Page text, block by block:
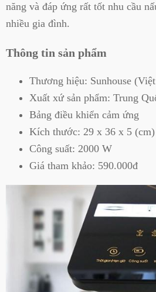
năng và đáp ứng rất tốt nhu cầu
nhiều gia đình.
Thông tin sản phẩm
Thương hiệu: Sunhouse
Xuất xứ sản phẩm: Trung
Bảng điều khiển cảm ứng
Kích thước: 29 x 36 x 5 (cm)
Công suất: 2000 W
Giá tham khảo: 590.000đ